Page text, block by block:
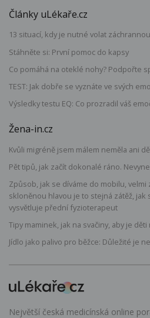
Články uLékaře.cz
13 situací, kdy je nutné volat
Stáhněte si: První pomoc do kapsy
Co pomáhá na oteklé nohy? Podpořte
TEST: Jak dobře se vyznáte ve svých
Výsledky testu EQ: Co prozradil váš
Žena-in.cz
Kvůli migréně jsem málem neměla ani
Pět tipů, jak začít dokonalé ráno.
Způsob, jak se díváme do mobilu, velmi
skloněnou hlavou je to stejná zátěž, jak
vysvětluje přední fyzioterapeut
Tipy maminek, jak na svačiny, aby je
Jídlo jako palivo pro běžce: Důležité je
Největší česká medicínská online